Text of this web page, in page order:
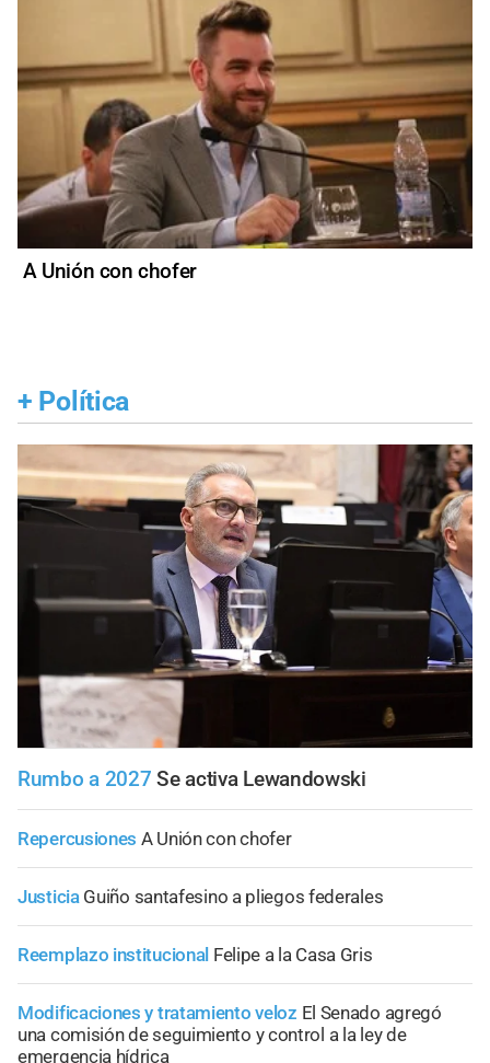
A Unión con chofer
+ Política
Rumbo a 2027 Se activa Lewandowski
Repercusiones A Unión con chofer
Justicia Guiño santafesino a pliegos federales
Reemplazo institucional Felipe a la Casa Gris
Modificaciones y tratamiento veloz El Senado agregó
una comisión de seguimiento y control a la ley de
emergencia hídrica